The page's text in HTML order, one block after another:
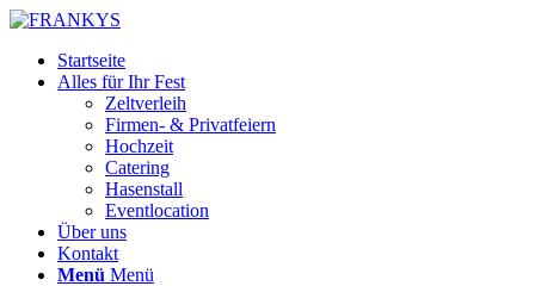
Startseite
Alles für Ihr Fest
Zeltverleih
Firmen- & Privatfeiern
Hochzeit
Catering
Hasenstall
Eventlocation
Über uns
Kontakt
Menü Menü